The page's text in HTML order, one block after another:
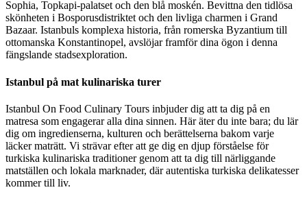
Sophia, Topkapi-palatset och den blå moskén. Bevittna den tidlösa
skönheten i Bosporusdistriktet och den livliga charmen i Grand
Bazaar. Istanbuls komplexa historia, från romerska Byzantium till
ottomanska Konstantinopel, avslöjar framför dina ögon i denna
fängslande stadsexploration.
Istanbul på mat kulinariska turer
Istanbul On Food Culinary Tours inbjuder dig att ta dig på en
matresa som engagerar alla dina sinnen. Här äter du inte bara; du lär
dig om ingredienserna, kulturen och berättelserna bakom varje
läcker maträtt. Vi strävar efter att ge dig en djup förståelse för
turkiska kulinariska traditioner genom att ta dig till närliggande
matställen och lokala marknader, där autentiska turkiska delikatesser
kommer till liv.